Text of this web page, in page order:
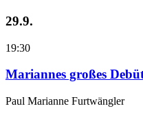
29.9.
19:30
Mariannes großes
Paul Marianne Furtwängler